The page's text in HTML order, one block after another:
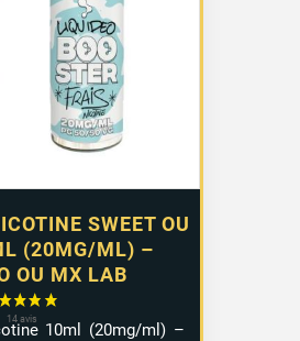
SWEET OU
(20MG/ML) –
OU MX LAB
1,29 €
10,99 €
10ml (20mg/ml) –